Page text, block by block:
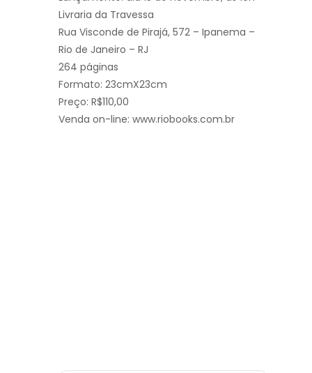
Livraria da Travessa
Rua Visconde de Pirajá, 572 – Ipanema –
Rio de Janeiro – RJ
264 páginas
Formato: 23cmX23cm
Preço: R$110,00
Venda on-line: www.riobooks.com.br